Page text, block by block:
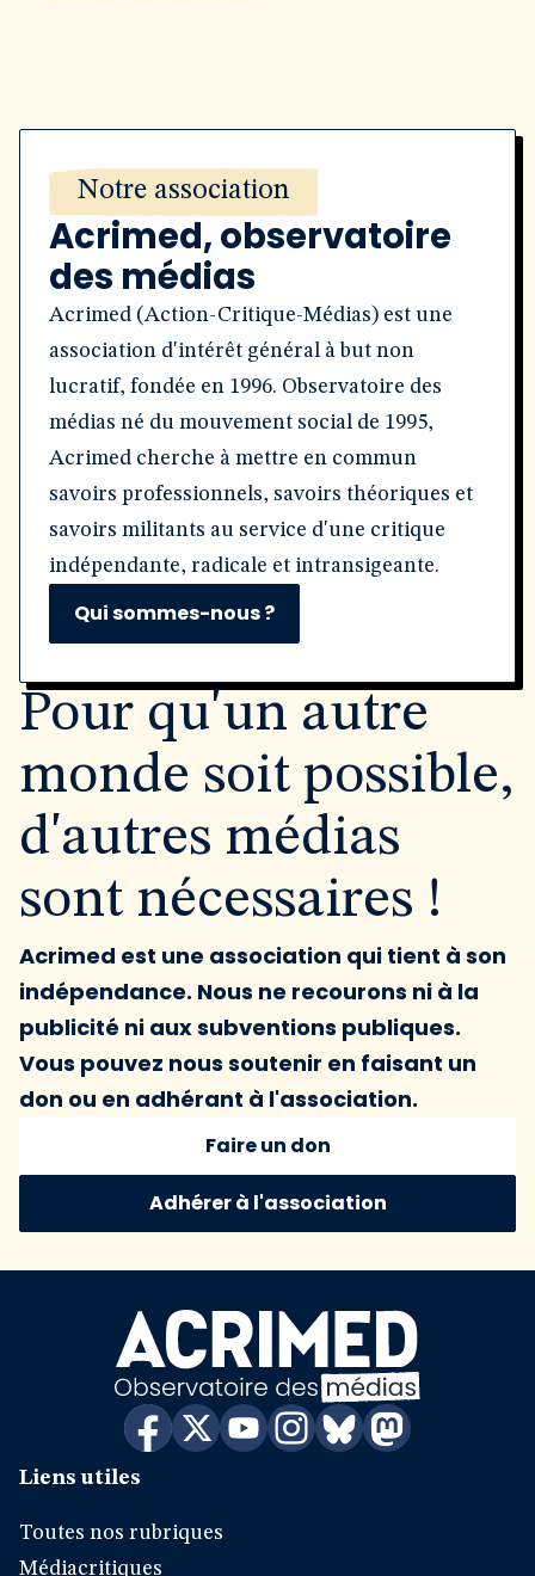
Notre association
Acrimed, observatoire
des médias
Acrimed (Action-Critique-Médias) est une
association d'intérêt général à but non
lucratif, fondée en 1996. Observatoire des
médias né du mouvement social de 1995,
Acrimed cherche à mettre en commun
savoirs professionnels, savoirs théoriques et
savoirs militants au service d'une critique
indépendante, radicale et intransigeante.
Qui sommes-nous ?
Pour qu'un autre
monde soit possible,
d'autres médias
sont nécessaires !
Acrimed est une association qui tient à son
indépendance. Nous ne recourons ni à la
publicité ni aux subventions publiques.
Vous pouvez nous soutenir en faisant un
don ou en adhérant à l'association.
Faire un don
Adhérer à l'association
Liens utiles
Toutes nos rubriques
Médiacritiques